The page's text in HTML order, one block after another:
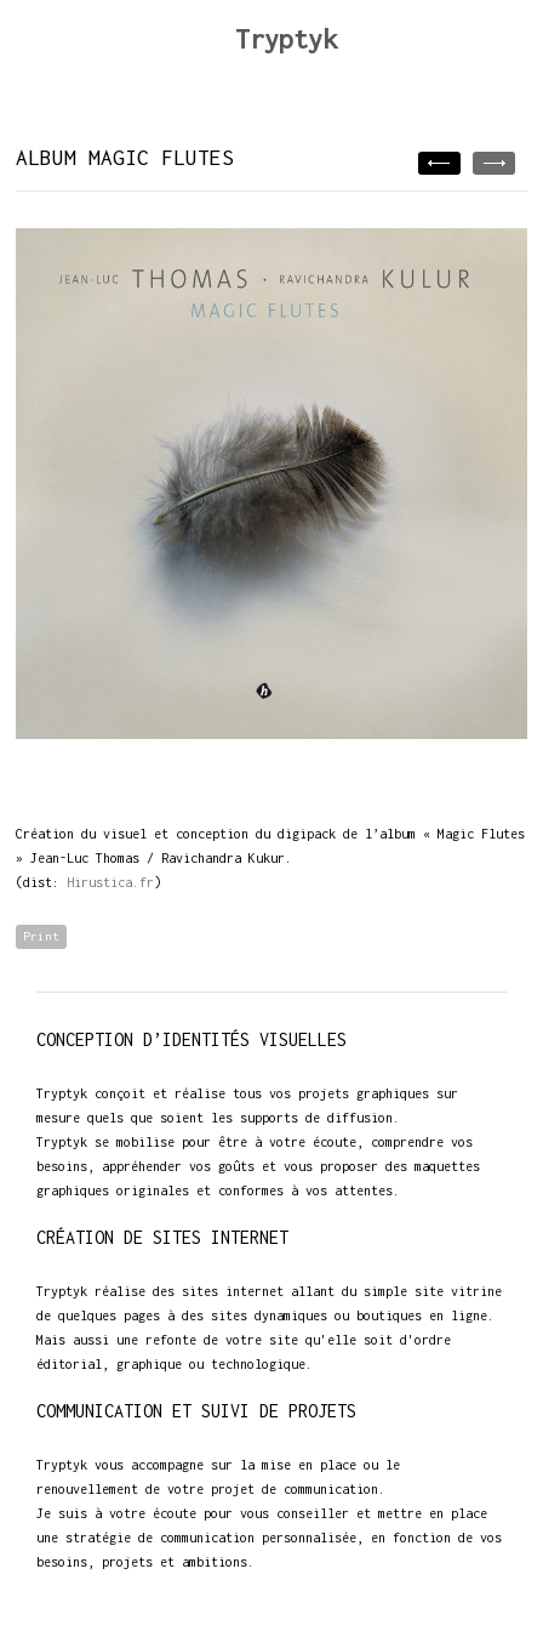
Tryptyk
ALBUM MAGIC FLUTES
Création du visuel et conception du digipack de l’album « Magic Flutes
» Jean-Luc Thomas / Ravichandra Kukur.
(dist: Hirustica.fr)
Print
CONCEPTION D’IDENTITÉS VISUELLES
Tryptyk conçoit et réalise tous vos projets graphiques sur
mesure quels que soient les supports de diffusion.
Tryptyk se mobilise pour être à votre écoute, comprendre vos
besoins, appréhender vos goûts et vous proposer des maquettes
graphiques originales et conformes à vos attentes.
CRÉATION DE SITES INTERNET
Tryptyk réalise des sites internet allant du simple site vitrine
de quelques pages à des sites dynamiques ou boutiques en ligne.
Mais aussi une refonte de votre site qu'elle soit d'ordre
éditorial, graphique ou technologique.
COMMUNICATION ET SUIVI DE PROJETS
Tryptyk vous accompagne sur la mise en place ou le
renouvellement de votre projet de communication.
Je suis à votre écoute pour vous conseiller et mettre en place
une stratégie de communication personnalisée, en fonction de vos
besoins, projets et ambitions.